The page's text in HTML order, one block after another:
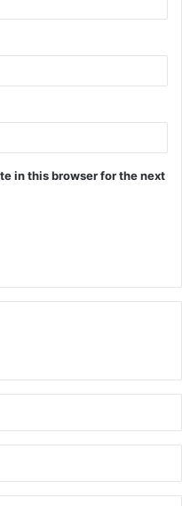
in this browser for the next